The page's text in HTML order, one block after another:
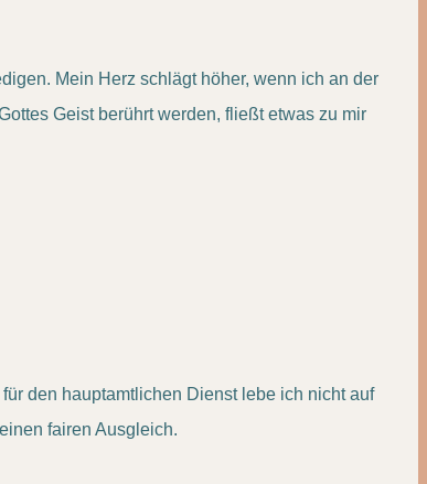
Mein Herz schlägt höher, wenn ich an der
Geist berührt werden, fließt etwas zu mir
den hauptamtlichen Dienst lebe ich nicht auf
fairen Ausgleich.